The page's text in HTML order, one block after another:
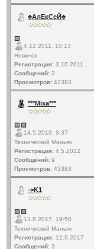
♣АлЕкСеЙ♣
4.12.2011, 10:13
Новичок
Регистрация:3.10.2011
Сообщений:2
Просмотров:42383
***Mixa***
14.5.2019, 9:37
Технический Маньяк
Регистрация:4.5.2012
Сообщений:9
Просмотров:43383
->K1
13.8.2017, 19:50
Технический Маньяк
Регистрация:12.6.2017
Сообщений:3